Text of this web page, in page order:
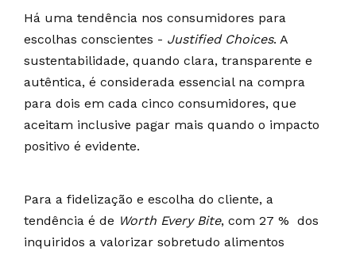
Há uma tendência nos consumidores para
escolhas conscientes - Justified Choices. A
sustentabilidade, quando clara, transparente e
autêntica, é considerada essencial na compra
para dois em cada cinco consumidores, que
aceitam inclusive pagar mais quando o impacto
positivo é evidente.
Para a fidelização e escolha do cliente, a
tendência é de Worth Every Bite, com 27 % dos
inquiridos a valorizar sobretudo alimentos